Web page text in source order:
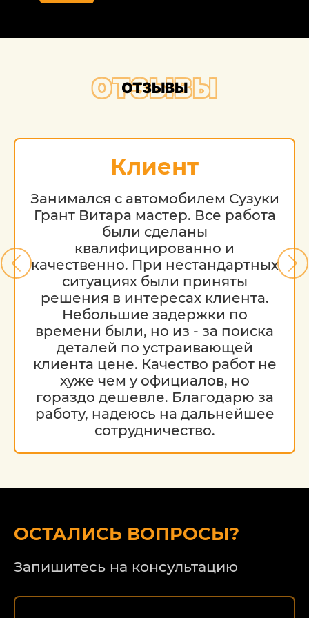
ОТЗЫВЫ
ОТЗЫВЫ
Клиент
Занимался с автомобилем Сузуки
Грант Витара мастер. Все работа
были сделаны
квалифицированно и
качественно. При нестандартных
ситуациях были приняты
решения в интересах клиента.
Небольшие задержки по
времени были, но из - за поиска
деталей по устраивающей
клиента цене. Качество работ не
хуже чем у официалов, но
гораздо дешевле. Благодарю за
работу, надеюсь на дальнейшее
сотрудничество.
ОСТАЛИСЬ ВОПРОСЫ?
Запишитесь на консультацию